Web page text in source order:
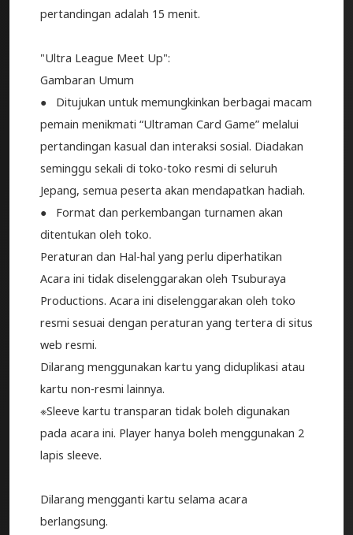
pertandingan adalah 15 menit.
"Ultra League Meet Up":
Gambaran Umum
● Ditujukan untuk memungkinkan berbagai macam
pemain menikmati “Ultraman Card Game” melalui
pertandingan kasual dan interaksi sosial. Diadakan
seminggu sekali di toko-toko resmi di seluruh
Jepang, semua peserta akan mendapatkan hadiah.
● Format dan perkembangan turnamen akan
ditentukan oleh toko.
Peraturan dan Hal-hal yang perlu diperhatikan
Acara ini tidak diselenggarakan oleh Tsuburaya
Productions. Acara ini diselenggarakan oleh toko
resmi sesuai dengan peraturan yang tertera di situs
web resmi.
Dilarang menggunakan kartu yang diduplikasi atau
kartu non-resmi lainnya.
※Sleeve kartu transparan tidak boleh digunakan
pada acara ini. Player hanya boleh menggunakan 2
lapis sleeve.
Dilarang mengganti kartu selama acara
berlangsung.